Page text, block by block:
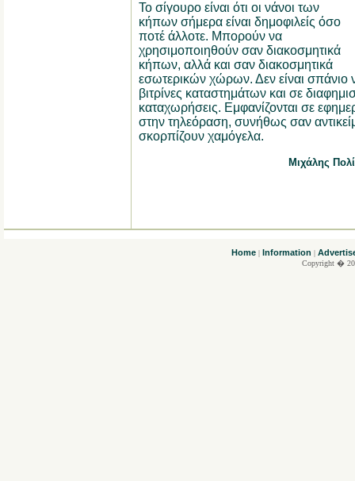
Το σίγουρο είναι ότι οι νάνοι των
κήπων σήμερα είναι δημοφιλείς όσο
ποτέ άλλοτε. Μπορούν να
χρησιμοποιηθούν σαν διακοσμητικά
κήπων, αλλά και σαν διακοσμητικά
εσωτερικών χώρων. Δεν είναι σπάνιο
βιτρίνες καταστημάτων και σε
καταχωρήσεις. Εμφανίζονται σε
στην τηλεόραση, συνήθως σαν
σκορπίζουν χαμόγελα.
Μιχάλης
Home| Information |
Copyright �